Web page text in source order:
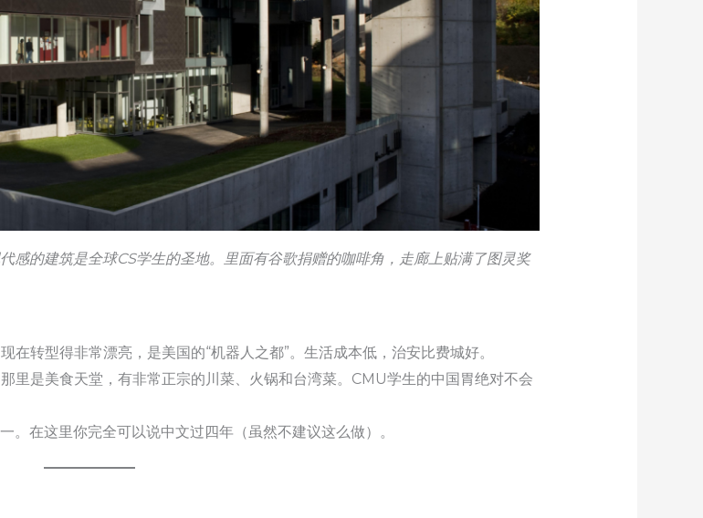
的建筑是全球CS学生的圣地。里面有谷歌捐赠的咖啡角，走廊上贴满了图灵奖
在转型得非常漂亮，是美国的“机器人之都”。生活成本低，治安比费城好。
里是美食天堂，有非常正宗的川菜、火锅和台湾菜。CMU学生的中国胃绝对不会
在这里你完全可以说中文过四年（虽然不建议这么做）。